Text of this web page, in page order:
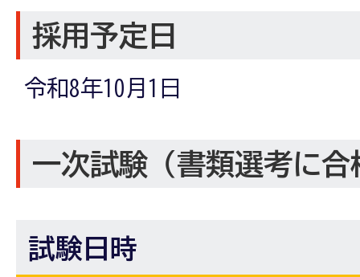
採用予定日
令和8年10月1日
一次試験（書類選考に
試験日時